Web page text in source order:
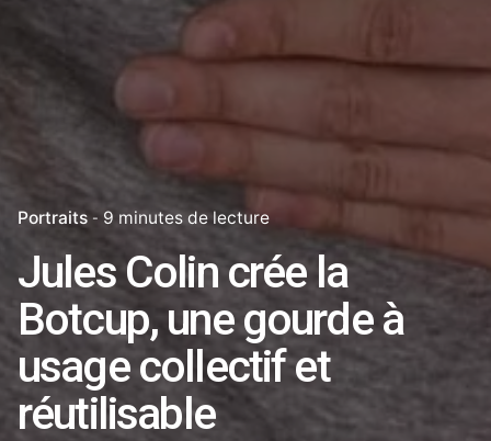
Portraits 9 minutes de lecture
Jules Colin crée la
Botcup, une gourde à
usage collectif et
réutilisable